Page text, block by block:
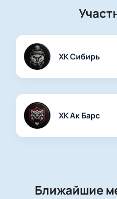
ХК Сибирь
ХК Ак Барс
Ближайшие